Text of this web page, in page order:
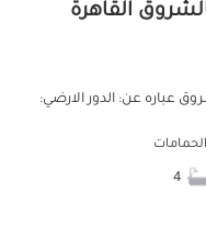
عباره عن: الدور الارضي: